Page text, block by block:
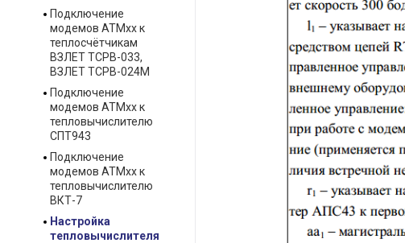
Подключение
модемов ATMxx к
теплосчётчикам
ВЗЛЕТ ТСРВ-033,
ВЗЛЕТ ТСРВ-024М
Подключение
модемов ATMxx к
тепловычислителю
СПТ943
Подключение
модемов ATMxx к
тепловычислителю
ВКТ-7
Настройка
тепловычислителя